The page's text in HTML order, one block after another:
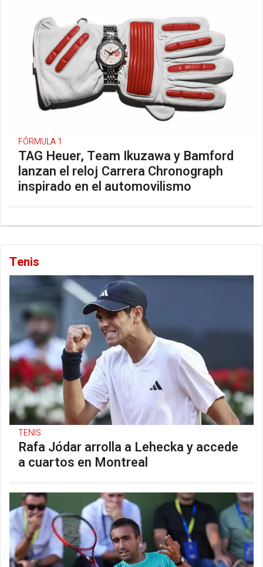
FÓRMULA 1
TAG Heuer, Team Ikuzawa y Bamford
lanzan el reloj Carrera Chronograph
inspirado en el automovilismo
Tenis
TENIS
Rafa Jódar arrolla a Lehecka y accede
a cuartos en Montreal